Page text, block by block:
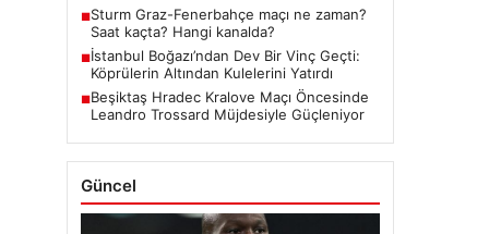
■Sturm Graz-Fenerbahçe maçı ne zaman?
Saat kaçta? Hangi kanalda?
■İstanbul Boğazı’ndan Dev Bir Vinç Geçti:
Köprülerin Altından Kulelerini Yatırdı
■Beşiktaş Hradec Kralove Maçı Öncesinde
Leandro Trossard Müjdesiyle Güçleniyor
Güncel